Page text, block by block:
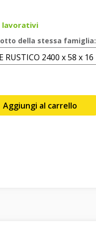
lavorativi
della stessa famiglia:
Aggiungi al carrello